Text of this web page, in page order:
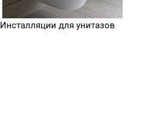
Инсталляции для унитазов